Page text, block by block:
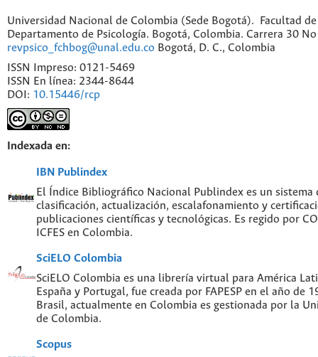
Universidad Nacional de Colombia (Sede Bogotá). Facultad de
Departamento de Psicología. Bogotá, Colombia. Carrera 30
revpsico_fchbog@unal.edu.co Bogotá, D. C., Colombia
ISSN Impreso: 0121-5469
ISSN En línea: 2344-8644
DOI: 10.15446/rcp
Indexada en:
IBN Publindex
El Índice Bibliográfico Nacional Publindex es un
clasificación, actualización, escalafonamiento y
publicaciones científicas y tecnológicas. Es regido por
ICFES en Colombia.
SciELO Colombia
SciELO Colombia es una librería virtual para América
España y Portugal, fue creada por FAPESP en el año de
Brasil, actualmente en Colombia es gestionada por la
de Colombia.
Scopus